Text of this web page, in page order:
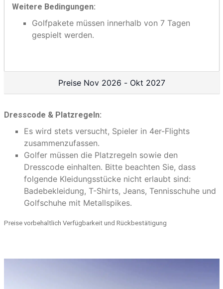
Weitere Bedingungen:
Golfpakete müssen innerhalb von 7 Tagen
gespielt werden.
Preise Nov 2026 - Okt 2027
Dresscode & Platzregeln:
Es wird stets versucht, Spieler in 4er-Flights
zusammenzufassen.
Golfer müssen die Platzregeln sowie den
Dresscode einhalten. Bitte beachten Sie, dass
folgende Kleidungsstücke nicht erlaubt sind:
Badebekleidung, T-Shirts, Jeans, Tennisschuhe und
Golfschuhe mit Metallspikes.
Preise vorbehaltlich Verfügbarkeit und Rückbestätigung